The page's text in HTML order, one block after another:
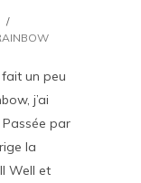
/
fait un peu
j’ai
Passée par
la
Well et